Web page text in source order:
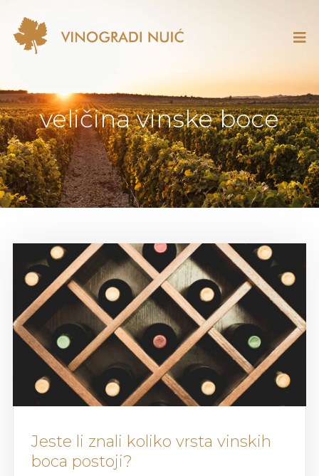
veličina vinske boce
Jeste li znali koliko vrsta vinskih
boca postoji?